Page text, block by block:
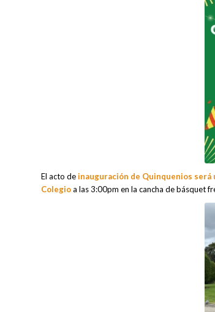
El acto deinauguración de Quinquenios
Colegioa las 3:00pm en la cancha de básquet